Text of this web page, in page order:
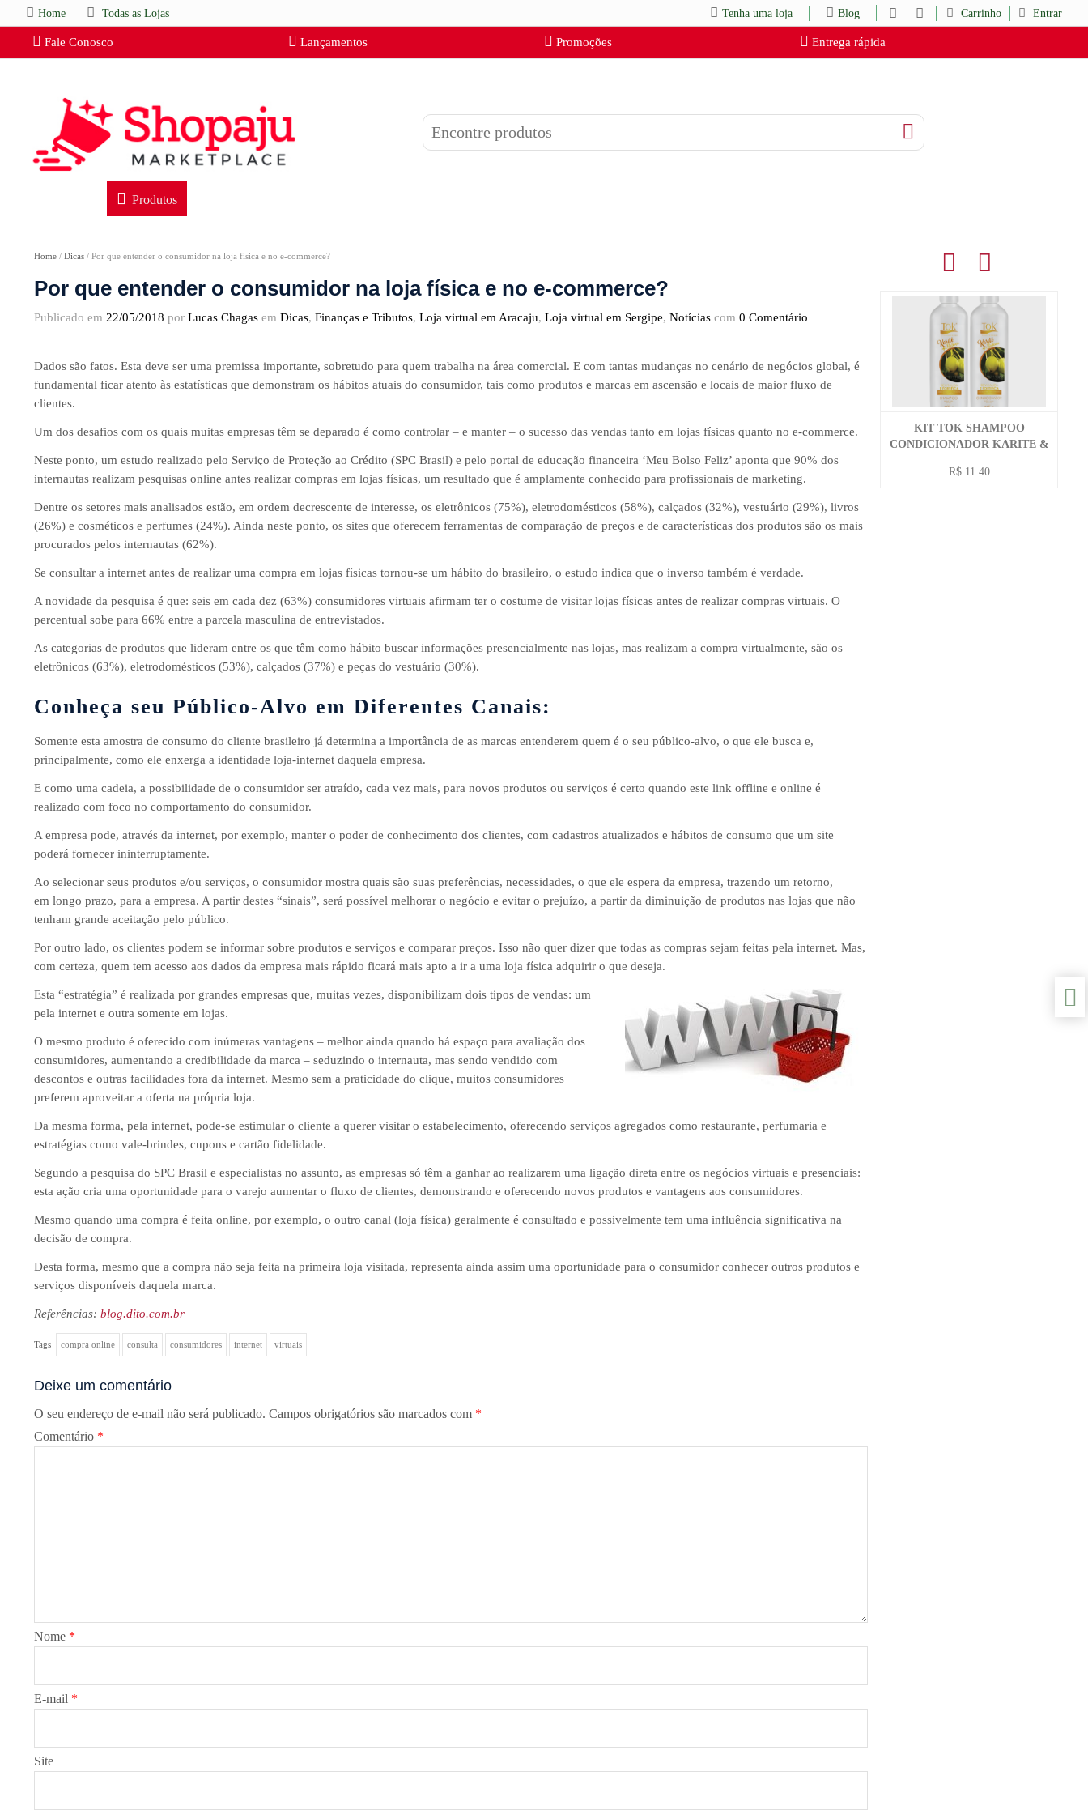
Fale Conosco Lançamentos Promoções Entrega rápida
Home Todas as Lojas Tenha uma loja Blog Carrinho Entrar
Produtos
Home / Dicas / Por que entender o consumidor na loja física e no e-commerce?
Por que entender o consumidor na loja física e no e-commerce?
Publicado em 22/05/2018 por Lucas Chagas em Dicas, Finanças e Tributos, Loja virtual em Aracaju, Loja virtual em Sergipe, Notícias com 0 Comentário
Dados são fatos. Esta deve ser uma premissa importante, sobretudo para quem trabalha na área comercial. E com tantas mudanças no cenário de negócios global, é
fundamental ficar atento às estatísticas que demonstram os hábitos atuais do consumidor, tais como produtos e marcas em ascensão e locais de maior fluxo de
clientes.
Um dos desafios com os quais muitas empresas têm se deparado é como controlar – e manter – o sucesso das vendas tanto em lojas físicas quanto no e-commerce.
Neste ponto, um estudo realizado pelo Serviço de Proteção ao Crédito (SPC Brasil) e pelo portal de educação financeira ‘Meu Bolso Feliz’ aponta que 90% dos
internautas realizam pesquisas online antes realizar compras em lojas físicas, um resultado que é amplamente conhecido para profissionais de marketing.
Dentre os setores mais analisados estão, em ordem decrescente de interesse, os eletrônicos (75%), eletrodomésticos (58%), calçados (32%), vestuário (29%), livros
(26%) e cosméticos e perfumes (24%). Ainda neste ponto, os sites que oferecem ferramentas de comparação de preços e de características dos produtos são os mais
procurados pelos internautas (62%).
Se consultar a internet antes de realizar uma compra em lojas físicas tornou-se um hábito do brasileiro, o estudo indica que o inverso também é verdade.
A novidade da pesquisa é que: seis em cada dez (63%) consumidores virtuais afirmam ter o costume de visitar lojas físicas antes de realizar compras virtuais. O
percentual sobe para 66% entre a parcela masculina de entrevistados.
As categorias de produtos que lideram entre os que têm como hábito buscar informações presencialmente nas lojas, mas realizam a compra virtualmente, são os
eletrônicos (63%), eletrodomésticos (53%), calçados (37%) e peças do vestuário (30%).
Conheça seu Público-Alvo em Diferentes Canais:
Somente esta amostra de consumo do cliente brasileiro já determina a importância de as marcas entenderem quem é o seu público-alvo, o que ele busca e,
principalmente, como ele enxerga a identidade loja-internet daquela empresa.
E como uma cadeia, a possibilidade de o consumidor ser atraído, cada vez mais, para novos produtos ou serviços é certo quando este link offline e online é
realizado com foco no comportamento do consumidor.
A empresa pode, através da internet, por exemplo, manter o poder de conhecimento dos clientes, com cadastros atualizados e hábitos de consumo que um site
poderá fornecer ininterruptamente.
Ao selecionar seus produtos e/ou serviços, o consumidor mostra quais são suas preferências, necessidades, o que ele espera da empresa, trazendo um retorno,
em longo prazo, para a empresa. A partir destes “sinais”, será possível melhorar o negócio e evitar o prejuízo, a partir da diminuição de produtos nas lojas que não
tenham grande aceitação pelo público.
Por outro lado, os clientes podem se informar sobre produtos e serviços e comparar preços. Isso não quer dizer que todas as compras sejam feitas pela internet. Mas,
com certeza, quem tem acesso aos dados da empresa mais rápido ficará mais apto a ir a uma loja física adquirir o que deseja.
Esta “estratégia” é realizada por grandes empresas que, muitas vezes, disponibilizam dois tipos de vendas: um
pela internet e outra somente em lojas.
O mesmo produto é oferecido com inúmeras vantagens – melhor ainda quando há espaço para avaliação dos
consumidores, aumentando a credibilidade da marca – seduzindo o internauta, mas sendo vendido com
descontos e outras facilidades fora da internet. Mesmo sem a praticidade do clique, muitos consumidores
preferem aproveitar a oferta na própria loja.
Da mesma forma, pela internet, pode-se estimular o cliente a querer visitar o estabelecimento, oferecendo serviços agregados como restaurante, perfumaria e
estratégias como vale-brindes, cupons e cartão fidelidade.
Segundo a pesquisa do SPC Brasil e especialistas no assunto, as empresas só têm a ganhar ao realizarem uma ligação direta entre os negócios virtuais e presenciais:
esta ação cria uma oportunidade para o varejo aumentar o fluxo de clientes, demonstrando e oferecendo novos produtos e vantagens aos consumidores.
Mesmo quando uma compra é feita online, por exemplo, o outro canal (loja física) geralmente é consultado e possivelmente tem uma influência significativa na
decisão de compra.
Desta forma, mesmo que a compra não seja feita na primeira loja visitada, representa ainda assim uma oportunidade para o consumidor conhecer outros produtos e
serviços disponíveis daquela marca.
Referências: blog.dito.com.br
Tags compra online consulta consumidores internet virtuais
Deixe um comentário
O seu endereço de e-mail não será publicado. Campos obrigatórios são marcados com *
Comentário *
Nome *
E-mail *
Site
KIT TOK SHAMPOO
CONDICIONADOR KARITE &
R$ 11.40